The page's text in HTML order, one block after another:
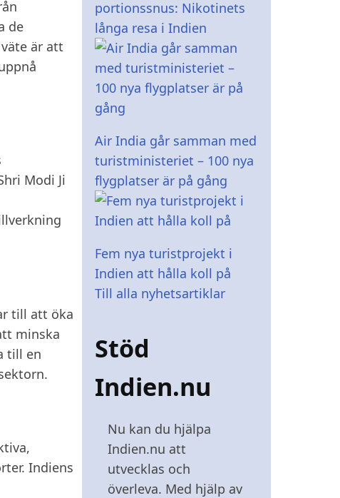
de
är att
Modi Ji
till att öka
minska
till en
Indiens
portionssnus: Nikotinets
långa resa i Indien
Air India går samman med
turistministeriet – 100 nya
flygplatser är på gång
Fem nya turistprojekt i
Indien att hålla koll på
Till alla nyhetsartiklar
Stöd
Indien.nu
Nu kan du hjälpa
Indien.nu att
utvecklas och
överleva. Med hjälp av